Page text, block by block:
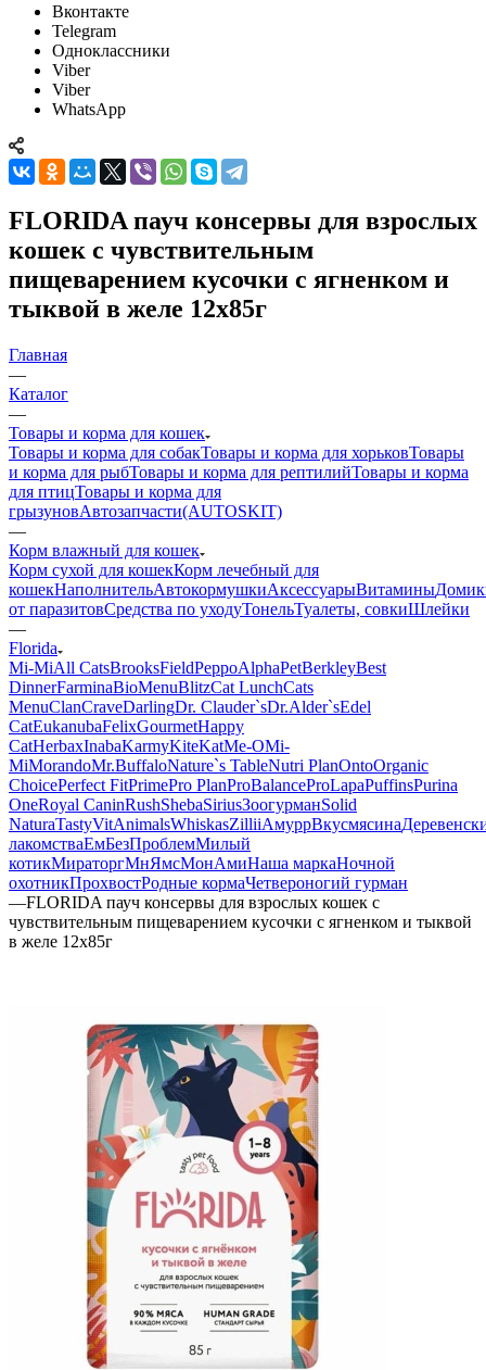
Вконтакте
Telegram
Одноклассники
Viber
Viber
WhatsApp
FLORIDA пауч консервы для взрослых
кошек с чувствительным
пищеварением кусочки с ягненком и
тыквой в желе 12х85г
Главная
—
Каталог
—
Товары и корма для кошек
Товары и корма для собакТовары и корма для хорьковТовары
и корма для рыбТовары и корма для рептилийТовары и корма
для птицТовары и корма для
грызуновАвтозапчасти(AUTOSKIT)
—
Корм влажный для кошек
Корм сухой для кошекКорм лечебный для
кошекНаполнительАвтокормушкиАксессуарыВитамины
от паразитовСредства по уходуТонельТуалеты, совкиШлейки
—
Florida
Mi-МiAll CatsBrooksFieldPeppoAlphaPetBerkleyBest
DinnerFarminaBioMenuBlitzCat LunchCats
MenuClanCraveDarlingDr. Clauder`sDr.Alder`sEdel
CatEukanubaFelixGourmetHappy
CatHerbaxInabaKarmyKiteKatMe-OMi-
МiMorandoMr.BuffaloNature`s TableNutri PlanOntoOrganic
СhoicePerfect FitPrimePro PlanProBalanceProLapaPuffinsPurina
OneRoyal CaninRushShebaSiriusЗоогурманSolid
NaturaTastyVitAnimalsWhiskasZilliiАмуррВкусмясина
лакомстваЕмБезПроблемМилый
котикМираторгМнЯмсМонАмиНаша маркаНочной
охотникПрохвостРодные кормаЧетвероногий гурман
—FLORIDA пауч консервы для взрослых кошек с
чувствительным пищеварением кусочки с ягненком и тыквой
в желе 12х85г